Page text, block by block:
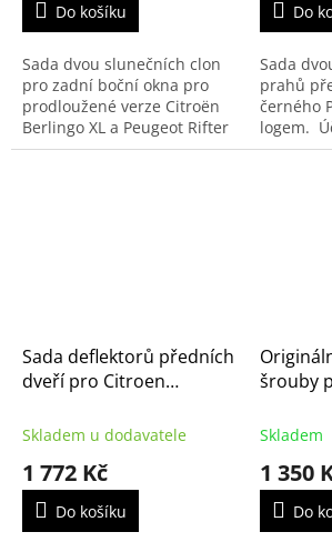
Do košíku
Sada dvou slunečních clon
pro zadní boční okna pro
prodloužené verze Citroën
Berlingo XL a Peugeot Rifter
XL.
Do
Sada
prahů
černého
logem.
karosérii
Sada deflektorů předních
dveří pro Citroen
(Peugeot Rifter)
Skladem u dodavatele
1 772 Kč
Do košíku
šrouby
Toyota |
Skladem
1 350
Do